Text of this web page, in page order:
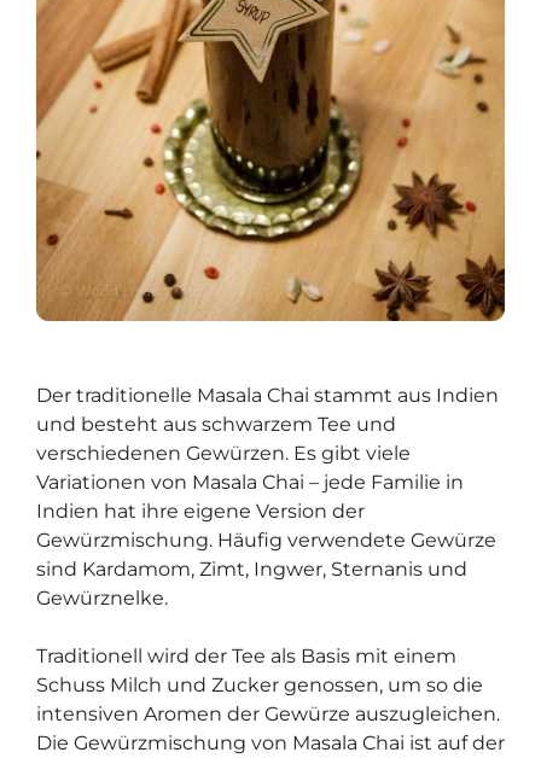
Der traditionelle Masala Chai stammt aus Indien
und besteht aus schwarzem Tee und
verschiedenen Gewürzen. Es gibt viele
Variationen von Masala Chai – jede Familie in
Indien hat ihre eigene Version der
Gewürzmischung. Häufig verwendete Gewürze
sind Kardamom, Zimt, Ingwer, Sternanis und
Gewürznelke.
Traditionell wird der Tee als Basis mit einem
Schuss Milch und Zucker genossen, um so die
intensiven Aromen der Gewürze auszugleichen.
Die Gewürzmischung von Masala Chai ist auf der